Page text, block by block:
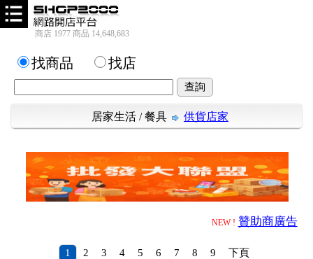
商店 1977 商品 14,648,683
找商品 找店
居家生活 /餐具 供貨店家
NEW ! 贊助商廣告
1 2 3 4 5 6 7 8 9 下頁